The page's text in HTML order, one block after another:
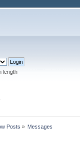
length
Posts » Messages